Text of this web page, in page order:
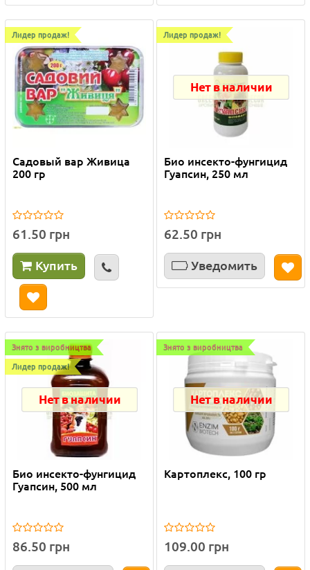
Лидер продаж!
Садовый вар Живица
200 гр
61.50 грн
Купить
Лидер продаж!
Нет в наличии
Био инсекто-фунгицид
Гуапсин, 250 мл
62.50 грн
Уведомить
Знято з виробництва
Лидер продаж!
Нет в наличии
Био инсекто-фунгицид
Гуапсин, 500 мл
86.50 грн
Знято з виробництва
Нет в наличии
Картоплекс, 100 гр
109.00 грн